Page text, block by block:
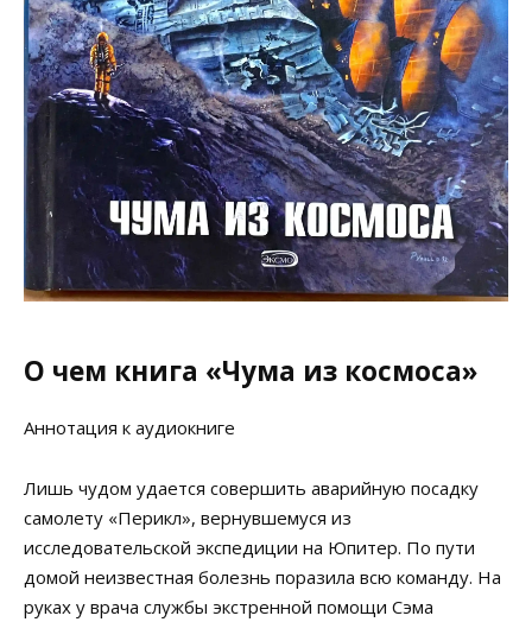
О чем книга «Чума из космоса»
Аннотация к аудиокниге
Лишь чудом удается совершить аварийную посадку
самолету «Перикл», вернувшемуся из
исследовательской экспедиции на Юпитер. По пути
домой неизвестная болезнь поразила всю команду. На
руках у врача службы экстренной помощи Сэма